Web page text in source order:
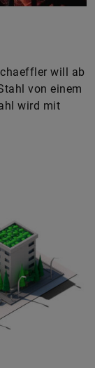
will ab
von einem
wird mit